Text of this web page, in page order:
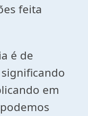
feita
é de
em